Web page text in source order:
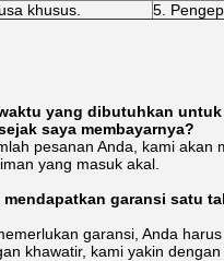
khusus. 5.
yang dibutuhkan
saya membayarnya?
pesanan Anda, kami akan
yang masuk akal.
mendapatkan garansi satu
garansi, Anda harus
khawatir, kami yakin dengan